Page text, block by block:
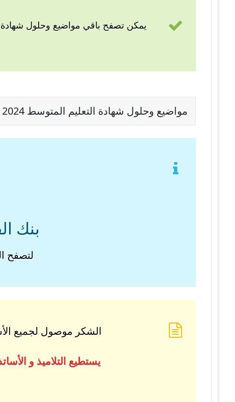
يمكن تصفح باقي مواضيع وحلول
مواضيع وحلول شهادة التعليم المتوسط 2024 - BEM 2024
بنك
لتصفح
الشكر موصول لجميع
يستطيع التلاميذ و